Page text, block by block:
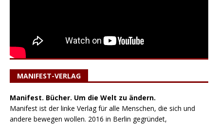
MANIFEST-VERLAG
Manifest. Bücher. Um die Welt zu ändern.
Manifest ist der linke Verlag für alle Menschen, die sich und
andere bewegen wollen. 2016 in Berlin gegründet,